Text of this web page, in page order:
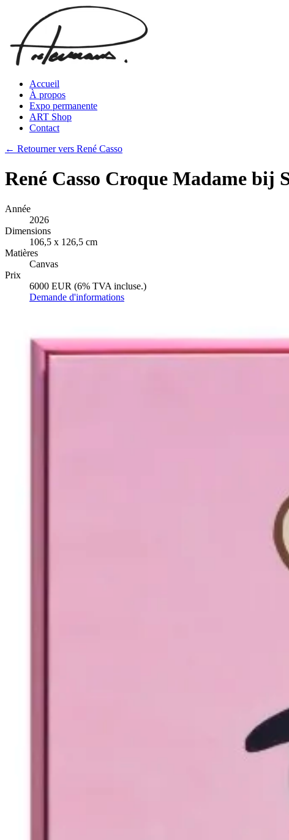
Accueil
À propos
Expo permanente
ART Shop
Contact
← Retourner vers René Casso
René Casso Croque Madame bij
Année
2026
Dimensions
106,5 x 126,5 cm
Matières
Canvas
Prix
6000 EUR (6% TVA incluse.)
Demande d'informations